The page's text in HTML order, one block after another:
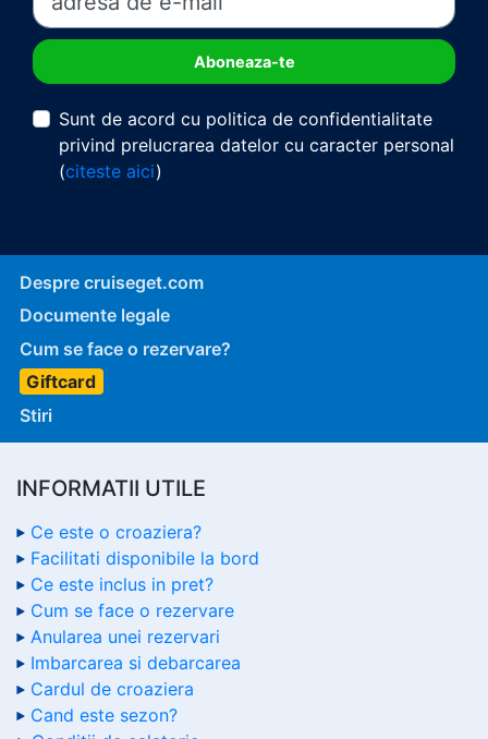
Sunt de acord cu politica de confidentialitate
privind prelucrarea datelor cu caracter personal
(citeste aici)
Despre cruiseget.com
Documente legale
Cum se face o rezervare?
Giftcard
Stiri
INFORMATII UTILE
Ce este o croaziera?
Facilitati disponibile la bord
Ce este inclus in pret?
Cum se face o rezervare
Anularea unei rezervari
Imbarcarea si debarcarea
Cardul de croaziera
Cand este sezon?